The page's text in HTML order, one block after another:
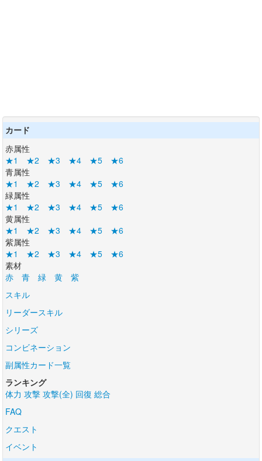
カード
赤属性
★1
★2 ★3 ★4 ★5
★6
青属性
★1
★2 ★3 ★4 ★5
★6
緑属性
★1
★2 ★3 ★4 ★5
★6
黄属性
★1
★2 ★3 ★4 ★5
★6
紫属性
★1
★2 ★3 ★4 ★5
★6
素材
赤
青 緑 黄
紫
スキル
リーダースキル
シリーズ
コンビネーション
副属性カード一覧
ランキング
体力 攻撃 攻撃(全) 回復 総合
FAQ
クエスト
イベント